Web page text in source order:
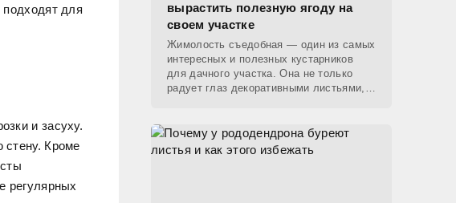
подходят для
и засуху.
стену. Кроме
регулярных
вырастить полезную ягоду на
своем участке
Жимолость съедобная — один из самых
интересных и полезных кустарников
для дачного участка. Она не только
радует глаз декоративными листьями,